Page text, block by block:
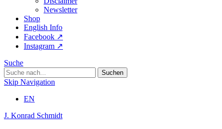
Newsletter
Shop
English Info
Facebook ↗︎
Instagram ↗︎
Suche
Skip Navigation
EN
J. Konrad Schmidt